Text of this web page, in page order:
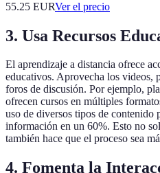
55.25 EURVer el precio
3. Usa Recursos
El aprendizaje a distancia ofrece
educativos. Aprovecha los videos,
foros de discusión. Por ejemplo,
ofrecen cursos en múltiples
uso de diversos tipos de contenido
información en un 60%. Esto no
también hace que el proceso sea
4. Fomenta la